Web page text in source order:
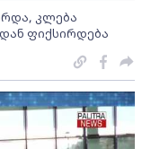
კლება
ფიქსირდება